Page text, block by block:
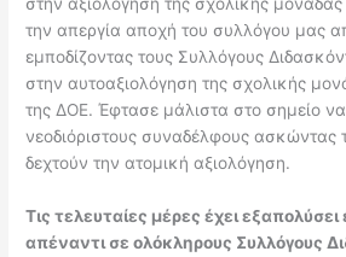
την απεργία αποχή του συλλόγου μας
εμποδίζοντας τους Συλλόγους
στην αυτοαξιολόγηση της σχολικής
της ΔΟΕ. Έφτασε μάλιστα στο σημείο
νεοδιόριστους συναδέλφους ασκώντας
δεχτούν την ατομική αξιολόγηση.
Τις τελευταίες μέρες έχει
απέναντι σε ολόκληρους Συλλόγους